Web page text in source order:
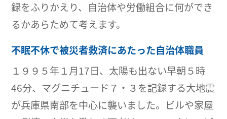
録をふりかえり、自治体や労働組合に何ができ
るかあらためて考えます。
不眠不休で被災者救済にあたった自治体職員
１９９５年１月17日、太陽も出ない早朝５時
46分、マグニチュード７・３を記録する大地震
が兵庫県南部を中心に襲いました。ビルや家屋